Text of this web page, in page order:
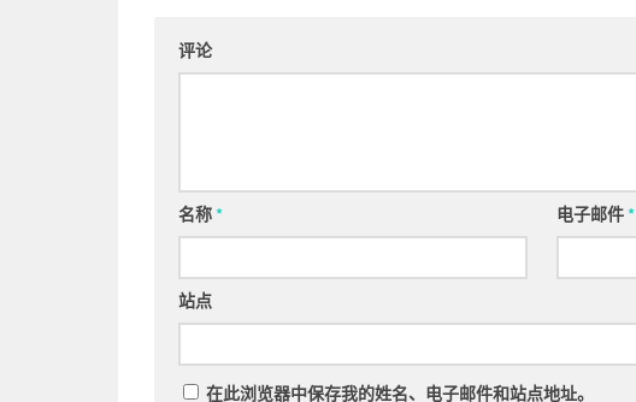
评论
名称* 电子邮件*
站点
在此浏览器中保存我的姓名、电子邮件和站点地址。